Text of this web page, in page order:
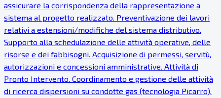
assicurare la corrispondenza della rappresentazione a
sistema al progetto realizzato. Preventivazione dei lavori
relativi a estensioni/modifiche del sistema distributivo.
Supporto alla schedulazione delle attività operative, delle
risorse e dei fabbisogni. Acquisizione di permessi, servitù,
autorizzazioni e concessioni amministrative. Attività di
Pronto Intervento. Coordinamento e gestione delle attività
di ricerca dispersioni su condotte gas (tecnologia Picarro).